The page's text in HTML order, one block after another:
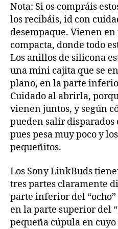
Nota: Si os compráis
los recibáis, id con
desempaque. Vienen
compacta, donde todo
Los anillos de silicona
una mini cajita que se
plano, en la parte
Cuidado al abrirla,
vienen juntos, y según
pueden salir
pues pesa muy poco y
pequeñitos.
Los Sony LinkBuds
tres partes claramente
parte inferior del
en la parte superior del
pequeña cúpula en